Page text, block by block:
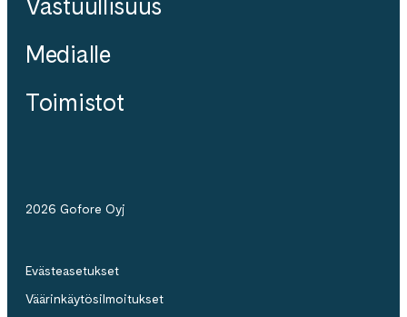
Vastuullisuus
Medialle
Toimistot
2026 Gofore Oyj
Evästeasetukset
Väärinkäytösilmoitukset